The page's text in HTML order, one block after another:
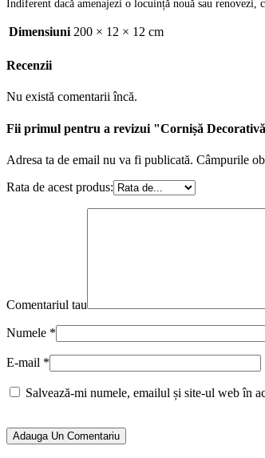
Indiferent dacă amenajezi o locuință nouă sau
Dimensiuni 200 × 12 × 12 cm
Recenzii
Nu există comentarii încă.
Fii primul pentru a revizui "Cornișă
Adresa ta de email nu va fi publicată. Câmpurile
Rata de acest produs:
Comentariul tau
Numele *
E-mail *
Salvează-mi numele, emailul și site-ul web în
Adauga Un Comentariu